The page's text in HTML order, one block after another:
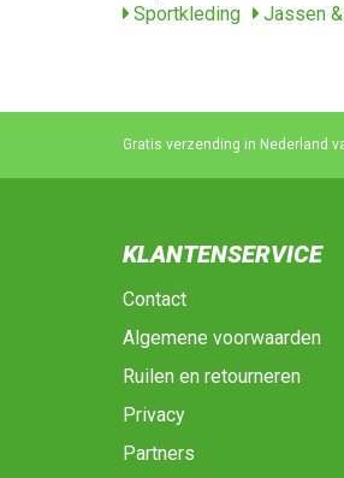
Sportkleding
Jassen
Gratis verzending in Nederland
KLANTENSERVICE
Contact
Algemene voorwaarden
Ruilen en retourneren
Privacy
Partners